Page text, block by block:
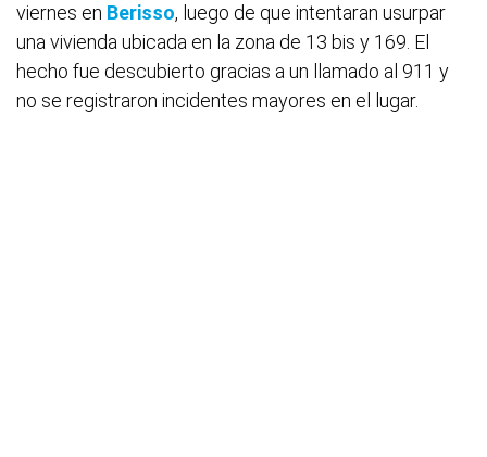
viernes en Berisso, luego de que intentaran usurpar
una vivienda ubicada en la zona de 13 bis y 169. El
hecho fue descubierto gracias a un llamado al 911 y
no se registraron incidentes mayores en el lugar.